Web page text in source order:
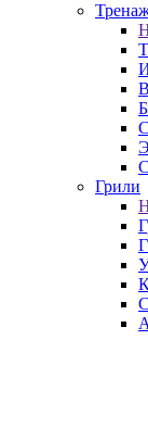
Грили